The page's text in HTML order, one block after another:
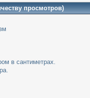
просмотров)
в сантиметрах.